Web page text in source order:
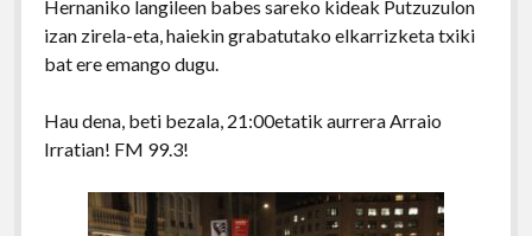
Hernaniko langileen babes sareko kideak Putzuzulon
izan zirela-eta, haiekin grabatutako elkarrizketa txiki
bat ere emango dugu.
Hau dena, beti bezala, 21:00etatik aurrera Arraio
Irratian! FM 99.3!